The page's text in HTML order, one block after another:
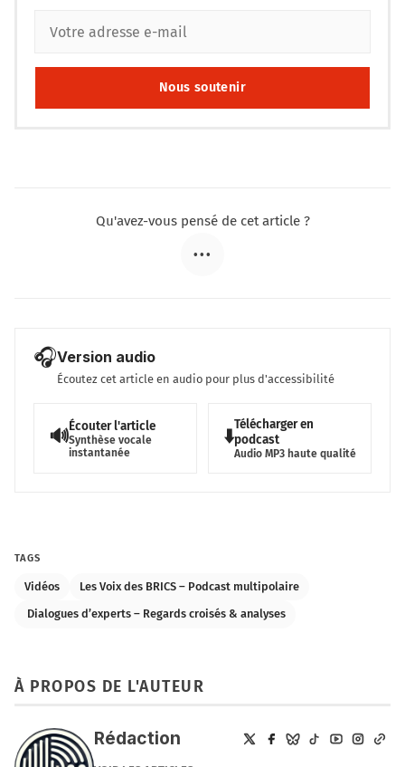
Nous soutenir
Qu'avez-vous pensé de cet article ?
•••
🎧Version audio
Écoutez cet article en audio pour plus d'accessibilité
🔊Écouter l'article
Synthèse vocale
instantanée
⬇️
Télécharger en
podcast
Audio MP3 haute qualité
TAGS
Vidéos Les Voix des BRICS – Podcast multipolaire
️ Dialogues d’experts – Regards croisés & analyses
À PROPOS DE L'AUTEUR
Rédaction